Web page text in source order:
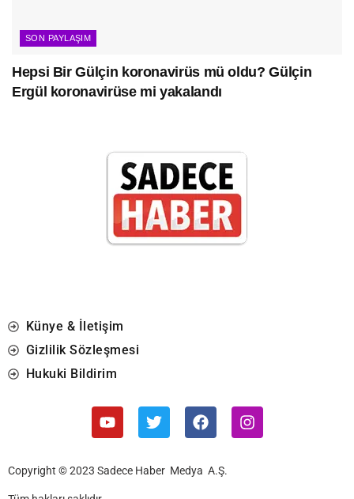
SON PAYLAŞIM
Hepsi Bir Gülçin koronavirüs mü oldu? Gülçin
Ergül koronavirüse mi yakalandı
Künye & İletişim
Gizlilik Sözleşmesi
Hukuki Bildirim
Copyright © 2023 Sadece Haber Medya A.Ş.